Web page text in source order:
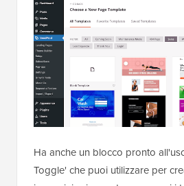
Ha anche un blocco pronto
Toggle' che puoi utilizzare per